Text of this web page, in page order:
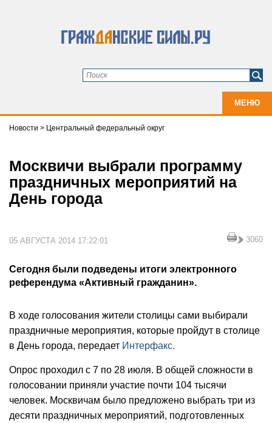
МЕНЮ
Новости > Центральный федеральный округ
Москвичи выбрали программу
праздничных мероприятий на
День города
05 АВГУСТА 2014 17:22:01 3060
Сегодня были подведены итоги электронного
референдума «Активный гражданин».
В ходе голосования жители столицы сами выбирали
праздничные мероприятия, которые пройдут в столице
в День города, передает Интерфакс.
Опрос проходил с 7 по 28 июля. В общей сложности в
голосовании приняли участие почти 104 тысячи
человек. Москвичам было предложено выбрать три из
десяти праздничных мероприятий, подготовленных